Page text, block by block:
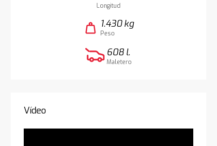
Longitud
weight 1.430 kg
Peso
608 l.
Maletero
Vídeo